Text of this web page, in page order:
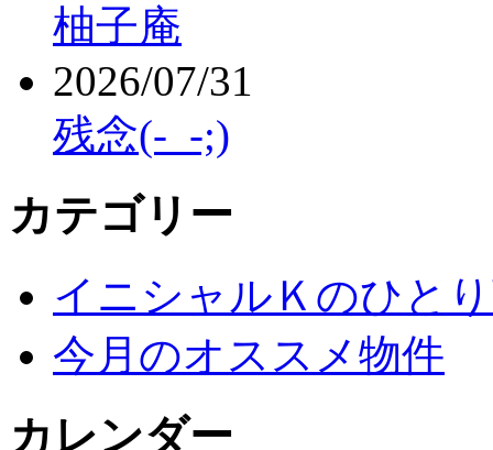
柚子庵
2026/07/31
残念(-_-;)
カテゴリー
イニシャルＫのひと
今月のオススメ物件
カレンダー